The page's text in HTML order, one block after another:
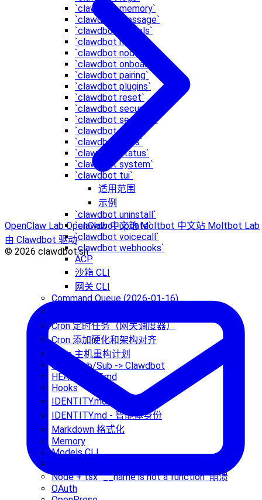
`clawdbot memory`
`clawdbot message`
`clawdbot models`
`clawdbot node`
`clawdbot nodes`
`clawdbot onboard`
`clawdbot pairing`
`clawdbot plugins`
`clawdbot reset`
`clawdbot security`
`clawdbot sessions`
`clawdbot setup`
`clawdbot skills`
`clawdbot status`
`clawdbot system`
`clawdbot tui`
适用范围
示例
`clawdbot uninstall`
`clawdbot update`
`clawdbot voicecall`
`clawdbot webhooks`
ACP
沙箱 CLI
网关 CLI
Command Queue (2026-01-16)
Cron 定时任务（网关调度器）
Cron 添加硬化和架构对齐
Exec 主机重构计划
Gmail Pub/Sub -> Clawdbot
HEARTBEAT.md
Hooks
IDENTITY.md - 我是谁？
IDENTITY.md - 智能体身份
Markdown 格式化
Memory
Models CLI
Node + tsx "__name is not a function" 崩溃
OAuth
OpenClaw LabOpenClaw 中文站Moltbot 中文站 Moltbot Lab
由 Clawdbot 驱动
© 2026 clawdbot.sh